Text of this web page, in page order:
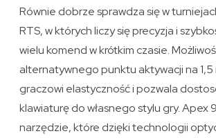
Równie dobrze sprawdza się w
RTS, w których liczy się precyzja i
wielu komend w krótkim czasie.
alternatywnego punktu aktywacji na 1,5
graczowi elastyczność i pozwala
klawiaturę do własnego stylu gry. Apex
narzędzie, które dzięki technologii